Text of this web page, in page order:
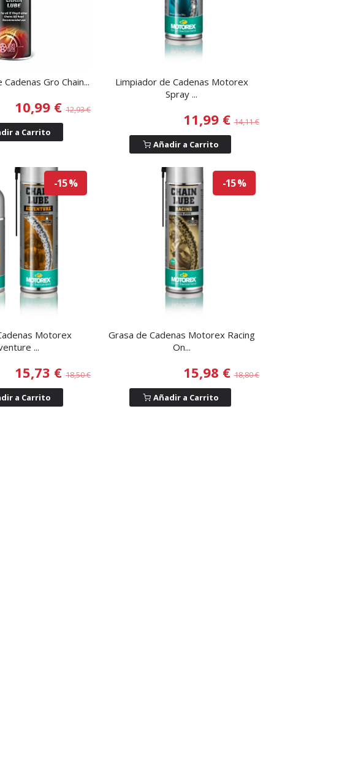
Gro Chain...
10,99 €12,93 €
a Carrito
Limpiador de Cadenas Motorex
Spray ...
11,99 €14,11 €
Añadir a Carrito
-15 %
Motorex
...
15,73 €18,50 €
a Carrito
-15 %
Grasa de Cadenas Motorex Racing
On...
15,98 €18,80 €
Añadir a Carrito